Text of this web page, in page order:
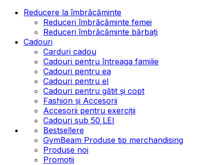
Reducere la îmbrăcăminte
Reduceri îmbrăcăminte femei
Reduceri îmbrăcăminte bărbați
Cadouri
Carduri cadou
Cadouri pentru întreaga familie
Cadouri pentru ea
Cadouri pentru el
Cadouri pentru gătit și copt
Fashion și Accesorii
Accesorii pentru exerciții
Cadouri sub 50 LEI
Bestsellere
GymBeam Produse tip merchandising
Produse noi
Promoții